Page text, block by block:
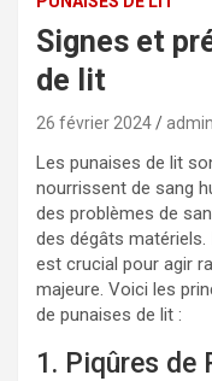
Signes et
de lit
26 février 2024 admin
Les punaises de lit
nourrissent de sang
des problèmes de
des dégâts
est crucial pour agir
majeure. Voici les
de punaises de lit :
1. Piqûres de